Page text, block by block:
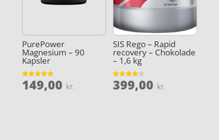
PurePower
Magnesium – 90
Kapsler
Vurderet
4.9
149,00 kr.
SIS Rego – Rapid
recovery – Chokolade
– 1,6 kg
Vurderet
4
399,00 kr.